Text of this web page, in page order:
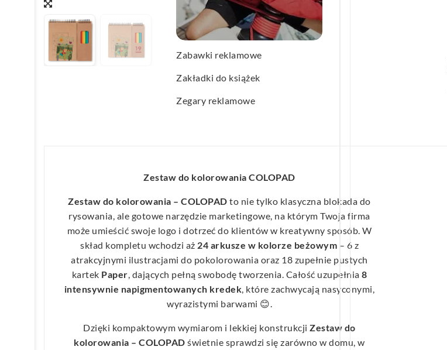
Wachlarze reklamowe
Wagi kuchenne
Zabawki reklamowe
Zakładki do książek
Zegary reklamowe
Zestaw do kolorowania COLOPAD
Zestaw do kolorowania – COLOPAD to nie tylko klasyczna blokada do
rysowania, ale gotowe narzędzie marketingowe, na którym Twoja firma
może umieścić swoje logo i dotrzeć do klientów w kreatywny sposób. W
skład kompletu wchodzi aż 24 arkusze w kolorze beżowym – 6 z
atrakcyjnymi ilustracjami do pokolorowania oraz 18 zupełnie pustych
kartek Paper, dających pełną swobodę tworzenia. Całość uzupełnia 8
intensywnie napigmentowanych kredek, które zachwycają nasyconymi,
wyrazistymi barwami 😊.
Dzięki kompaktowym wymiarom i lekkiej konstrukcjiZestaw do
kolorowania – COLOPAD świetnie sprawdzi się zarówno w domu, w